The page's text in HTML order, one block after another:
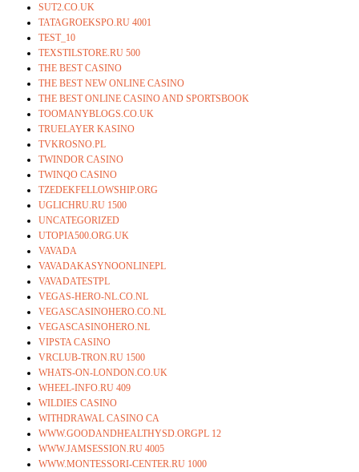
SUT2.CO.UK
TATAGROEKSPO.RU 4001
TEST_10
TEXSTILSTORE.RU 500
THE BEST CASINO
THE BEST NEW ONLINE CASINO
THE BEST ONLINE CASINO AND SPORTSBOOK
TOOMANYBLOGS.CO.UK
TRUELAYER KASINO
TVKROSNO.PL
TWINDOR CASINO
TWINQO CASINO
TZEDEKFELLOWSHIP.ORG
UGLICHRU.RU 1500
UNCATEGORIZED
UTOPIA500.ORG.UK
VAVADA
VAVADAKASYNOONLINEPL
VAVADATESTPL
VEGAS-HERO-NL.CO.NL
VEGASCASINOHERO.CO.NL
VEGASCASINOHERO.NL
VIPSTA CASINO
VRCLUB-TRON.RU 1500
WHATS-ON-LONDON.CO.UK
WHEEL-INFO.RU 409
WILDIES CASINO
WITHDRAWAL CASINO CA
WWW.GOODANDHEALTHYSD.ORGPL 12
WWW.JAMSESSION.RU 4005
WWW.MONTESSORI-CENTER.RU 1000